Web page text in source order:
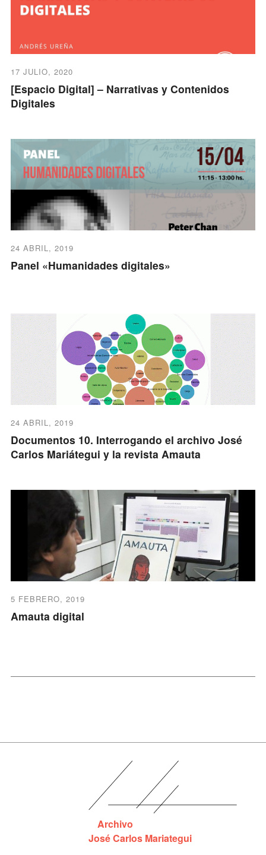
17 JULIO, 2020
[Espacio Digital] – Narrativas y Contenidos
Digitales
24 ABRIL, 2019
Panel «Humanidades digitales»
24 ABRIL, 2019
Documentos 10. Interrogando el archivo José
Carlos Mariátegui y la revista Amauta
5 FEBRERO, 2019
Amauta digital
Archivo
José Carlos Mariategui